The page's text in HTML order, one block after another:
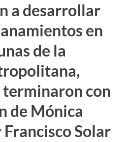
a desarrollar
en
de la
terminaron con
de Mónica
Solar